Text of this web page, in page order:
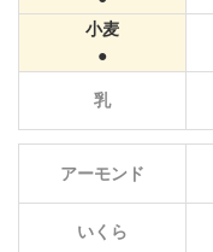
小麦
乳
アーモンド
いくら